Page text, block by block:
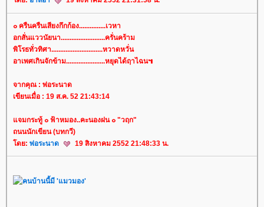
๐ ครืนครืนเสียงกึกก้อง...............เวหา
อกสั่นแววนัยนา.........................ครั่นคร้าม
พิโรธทั่วทิศา.............................หวาดหวั่น
อาเพศเกินจักข้าม......................หยุดได้ฤาไฉน๚
จากคุณ : พ่อระนาด
เขียนเมื่อ : 19 ส.ค. 52 21:43:14
จมกระทู้ ๐ ฟ้าหมอง..คะนองฝน ๐ "วฤก"
ถนนนักเขียน (บทกวี)
ดย: พ่อระนาด 19 สิงหาคม 2552 21:48:33 น.